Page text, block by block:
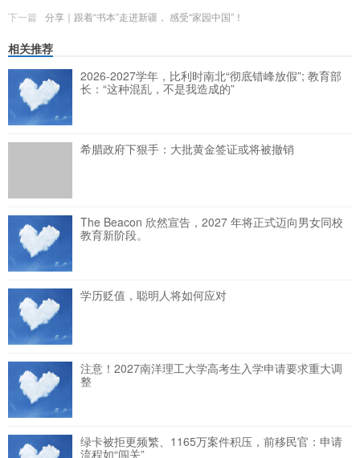
下一篇
分享｜跟着“书本”走进新疆， 感受“家园中国”！
相关推荐
2026-2027学年，比利时南北“彻底错峰放假”; 教育部
长：“这种混乱，不是我造成的”
希腊政府下狠手：大批黄金签证或将被撤销
The Beacon 欣然宣告，2027 年将正式迈向男女同校
教育新阶段。
学历贬值，聪明人将如何应对
注意！2027南洋理工大学高考生入学申请要求重大调
整
绿卡被拒更频繁、1165万案件积压，前移民官：申请
流程如“闯关”